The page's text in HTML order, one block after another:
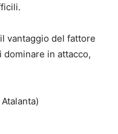
vantaggio del fattore
dominare in attacco,